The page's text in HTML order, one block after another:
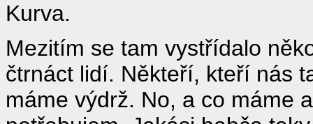
Kurva.
Mezitím se tam vystřídalo
čtrnáct lidí. Někteří, kteří nás
máme výdrž. No, a co máme